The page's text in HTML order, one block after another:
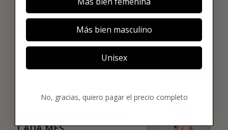
02
ELIGE TU PRIMER AROMA
Elige tu favorito. Tu primer perfume de
lujo se enviará justo después de la
03
Más bien masculino
Unisex
No, gracias, quiero pagar el precio completo